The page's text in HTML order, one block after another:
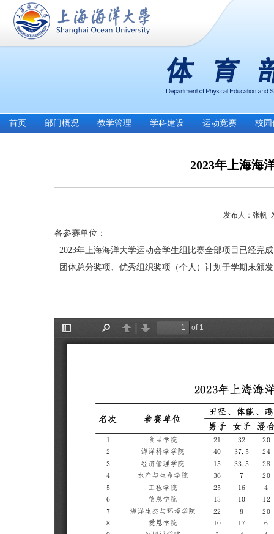
首页 部门概况 教学管理 学科建设 运动竞赛 校园
2023年上海海
发布人：张帆
各参赛单位：
2023年上海海洋大学运动会学生组比赛全部项目已经完
团体总分奖项、优秀组织奖项（个人）计划于学期末颁